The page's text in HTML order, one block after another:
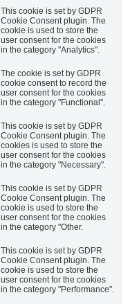
This cookie is set by GDPR
Cookie Consent plugin. The
cookie is used to store the
user consent for the cookies
in the category "Analytics".
The cookie is set by GDPR
cookie consent to record the
user consent for the cookies
in the category "Functional".
This cookie is set by GDPR
Cookie Consent plugin. The
cookies is used to store the
user consent for the cookies
in the category "Necessary".
This cookie is set by GDPR
Cookie Consent plugin. The
cookie is used to store the
user consent for the cookies
in the category "Other.
This cookie is set by GDPR
Cookie Consent plugin. The
cookie is used to store the
user consent for the cookies
in the category "Performance".